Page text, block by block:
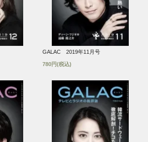
GALAC 2019年11月号
780円(税込)